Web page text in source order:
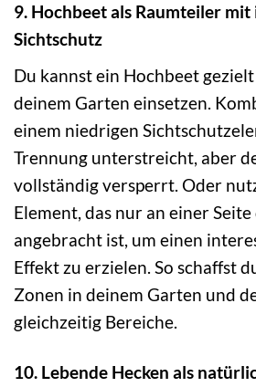
9. Hochbeet als Raumteiler
Sichtschutz
Du kannst ein Hochbeet
deinem Garten einsetzen.
einem niedrigen
Trennung unterstreicht, aber
vollständig versperrt. Oder
Element, das nur an einer
angebracht ist, um einen
Effekt zu erzielen. So schaffst
Zonen in deinem Garten und
gleichzeitig Bereiche.
10. Lebende Hecken als